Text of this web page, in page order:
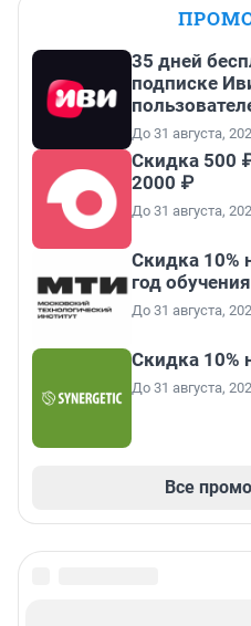
35 дней
подписке
До 31 августа,
Скидка 500
2000 ₽
До 31 августа,
Скидка 10%
год обучения
До 31 августа,
Скидка 10%
До 31 августа,
Все